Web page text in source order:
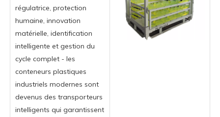
régulatrice, protection
humaine, innovation
matérielle, identification
intelligente et gestion du
cycle complet - les
conteneurs plastiques
industriels modernes sont
devenus des transporteurs
intelligents qui garantissent